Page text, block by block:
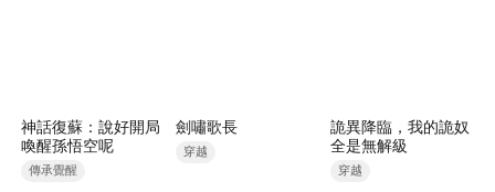
神話復蘇：說好開局
喚醒孫悟空呢
傳承覺醒
劍嘯歌長
穿越
詭異降臨，我的詭奴
全是無解級
穿越